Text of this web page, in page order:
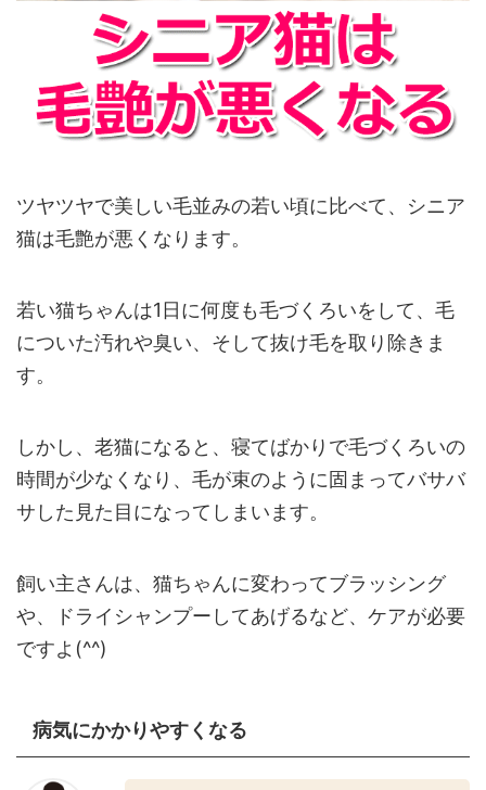
ツヤツヤで美しい毛並みの若い頃に比べて、シニア
猫は毛艶が悪くなります。
若い猫ちゃんは1日に何度も毛づくろいをして、毛
についた汚れや臭い、そして抜け毛を取り除きま
す。
しかし、老猫になると、寝てばかりで毛づくろいの
時間が少なくなり、毛が束のように固まってバサバ
サした見た目になってしまいます。
飼い主さんは、猫ちゃんに変わってブラッシング
や、ドライシャンプーしてあげるなど、ケアが必要
ですよ(^^)
病気にかかりやすくなる